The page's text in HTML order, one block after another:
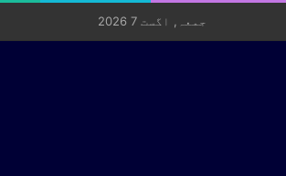
جمعہ, اگست 7 2026